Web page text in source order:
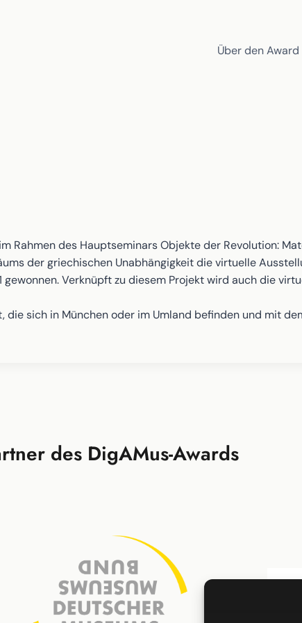
Über den Award
Rahmen des Hauptseminars Objekte der Revolution:
der griechischen Unabhängigkeit die virtuelle
Verknüpft zu diesem Projekt wird auch die
sich in München oder im Umland befinden und mit
des DigAMus-Awards